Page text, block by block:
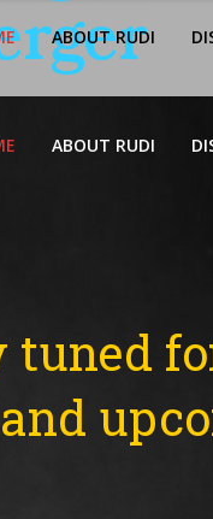
ABOUT RUDI
ABOUT RUDI
tuned
and